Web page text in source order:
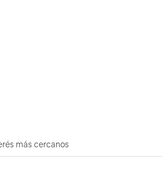
más cercanos